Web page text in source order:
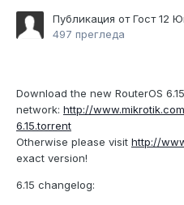
Публикация от Гост12
497 прегледа
Download the new RouterOS
network: http://
6.15.torrent
Otherwise please visit http://
exact version!
6.15 changelog: